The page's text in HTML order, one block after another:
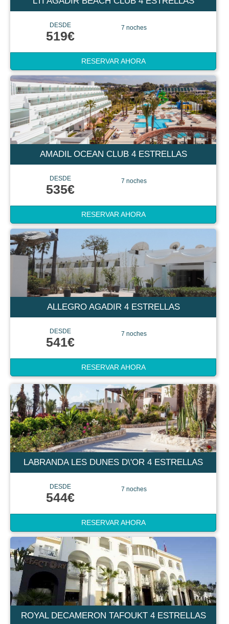
DESDE
519€
7 noches
RESERVAR AHORA
AMADIL OCEAN CLUB 4 ESTRELLAS
DESDE
535€
7 noches
RESERVAR AHORA
ALLEGRO AGADIR 4 ESTRELLAS
DESDE
541€
7 noches
RESERVAR AHORA
LABRANDA LES DUNES D\'OR 4 ESTRELLAS
DESDE
544€
7 noches
RESERVAR AHORA
ROYAL DECAMERON TAFOUKT 4 ESTRELLAS